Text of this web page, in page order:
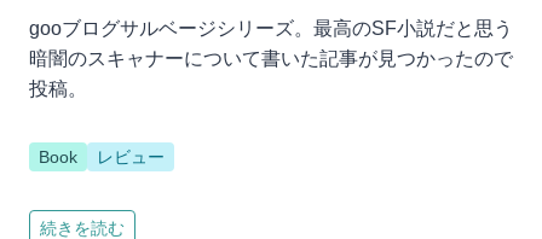
gooブログサルベージシリーズ。最高のSF小説だと思う
暗闇のスキャナーについて書いた記事が見つかったので
投稿。
Book レビュー
続きを読む